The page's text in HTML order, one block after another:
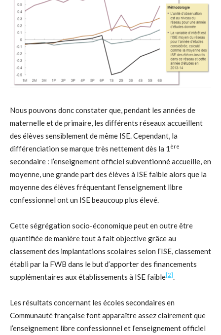
Nous pouvons donc constater que, pendant les années de
maternelle et de primaire, les différents réseaux accueillent
des élèves sensiblement de même ISE. Cependant, la
différenciation se marque très nettement dès la 1 ère
secondaire : l’enseignement officiel subventionné accueille, en
moyenne, une grande part des élèves à ISE faible alors que la
moyenne des élèves fréquentant l’enseignement libre
confessionnel ont un ISE beaucoup plus élevé.
Cette ségrégation socio-économique peut en outre être
quantifiée de manière tout à fait objective grâce au
classement des implantations scolaires selon l’ISE, classement
établi par la FWB dans le but d’apporter des financements
supplémentaires aux établissements à ISE faible[2].
Les résultats concernant les écoles secondaires en
Communauté française font apparaître assez clairement que
l’enseignement libre confessionnel et l’enseignement officiel